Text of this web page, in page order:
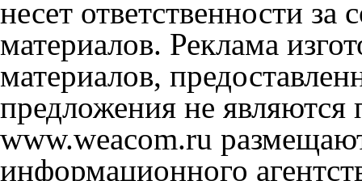
несет ответственности
материалов. Реклама
материалов,
предложения не
www.weacom.ru
информационного